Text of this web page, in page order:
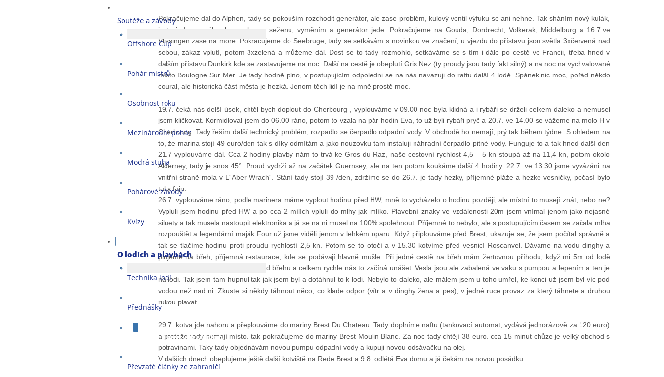
Soutěže a závody
Offshore Cup
Pohár mistrů
Osobnost roku
Mezinárodní pohár
Modrá stuha
Pohárové závody
Kvízy
O lodích a plavbách
Technika lodí
Přednášky
O plavbách českých jachtařů
Převzaté články ze zahraničí
Pokračujeme dál do Alphen, tady se pokouším rozchodit generátor, ale zase problém, kulový ventil výfuku se ani nehne. Tak sháním nový kulák,
je to jeden a půl palce, nakonec seženu, vyměním a generátor jede. Pokračujeme na Gouda, Dordrecht, Volkerak, Middelburg a 16.7.ve
Vlissingen zase na moře. Pokračujeme do Seebruge, tady se setkávám s novinkou ve značení, u vjezdu do přístavu jsou světla 3xčervená nad
sebou, zákaz vplutí, potom 3xzelená a můžeme dál. Dost se to tady rozmohlo, setkáváme se s tím i dále po cestě ve Francii, třeba hned v
dalším přístavu Dunkirk kde se zastavujeme na noc. Další na cestě je obeplutí Gris Nez (ty proudy jsou tady fakt silný) a na noc na vychvalované
místo Boulogne Sur Mer. Je tady hodně plno, v postupujícím odpoledni se na nás navazuji do raftu další 4 lodě. Spánek nic moc, pořád někdo
coural, ale historická část města je hezká. Jenom těch lidí je na mně prostě moc.
19.7. čeká nás delší úsek, chtěl bych doplout do Cherbourg , vyplouváme v 09.00 noc byla klidná a i rybáři se drželi celkem daleko a nemusel
jsem kličkovat. Kormidloval jsem do 06.00 ráno, potom to vzala na pár hodin Eva, to už byli rybáři pryč a 20.7. ve 14.00 se vážeme na molo H v
Cherbourg. Tady řeším další technický problém, rozpadlo se čerpadlo odpadní vody. V obchodě ho nemají, prý tak během týdne. S ohledem na
to, že marina stojí 49 euro/den tak s díky odmítám a jako nouzovku tam instaluji náhradní čerpadlo pitné vody. Funguje to a tak hned další den
21.7 vyplouváme dál. Cca 2 hodiny plavby nám to trvá ke Gros du Raz, naše cestovní rychlost 4,5 – 5 kn stoupá až na 11,4 kn, potom okolo
Alderney, tady je snos 45°. Proud vydrží až na začátek Guernsey, ale na ten potom koukáme další 4 hodiny. 22.7. ve 13.30 jsme vyvázáni na
vnitřní straně mola v L´Aber Wrach´. Stání tady stojí 39 /den, zdržíme se do 26.7. je tady hezky, příjemné pláže a hezké vesničky, počasí bylo
taky fajn.
26.7. vyplouváme ráno, podle marinera máme vyplout hodinu před HW, mně to vycházelo o hodinu později, ale místní to musejí znát, nebo ne?
Vypluli jsem hodinu před HW a po cca 2 mílích vpluli do mlhy jak mlíko. Plavební znaky ve vzdálenosti 20m jsem vnímal jenom jako nejasné
siluety a tak musela nastoupit elektronika a já se na ni musel na 100% spolehnout. Příjemné to nebylo, ale s postupujícím časem se začala mlha
rozpouštět a legendární maják Four už jsme viděli jenom v lehkém oparu. Když připlouváme před Brest, ukazuje se, že jsem počítal správně a
tak se tlačíme hodinu proti proudu rychlostí 2,5 kn. Potom se to otočí a v 15.30 kotvíme před vesnicí Roscanvel. Dáváme na vodu dinghy a
plujeme na břeh, příjemná restaurace, kde se podávají hlavně mušle. Při jedné cestě na břeh mám žertovnou příhodu, když mi 5m od lodě
chcípne motor na dinghy. Fouká od břehu a celkem rychle nás to začíná unášet. Vesla jsou ale zabalená ve vaku s pumpou a lepením a ten je
na lodi. Tak jsem tam hupnul tak jak jsem byl a dotáhnul to k lodi. Nebylo to daleko, ale málem jsem u toho umřel, ke konci už jsem byl víc pod
vodou než nad ni. Zkuste si někdy táhnout něco, co klade odpor (vítr a v dinghy žena a pes), v jedné ruce provaz za který táhnete a druhou
rukou plavat.
29.7. kotva jde nahoru a přeplouváme do mariny Brest Du Chateau. Tady doplníme naftu (tankovací automat, vydává jednorázově za 120 euro)
a protože tady nemají místo, tak pokračujeme do mariny Brest Moulin Blanc. Za noc tady chtějí 38 euro, cca 15 minut chůze je velký obchod s
potravinami. Taky tady objednávám novou pumpu odpadní vody a kupuji novou odsávačku na olej.
V dalších dnech obeplujeme ještě další kotviště na Rede Brest a 9.8. odlétá Eva domu a já čekám na novou posádku.